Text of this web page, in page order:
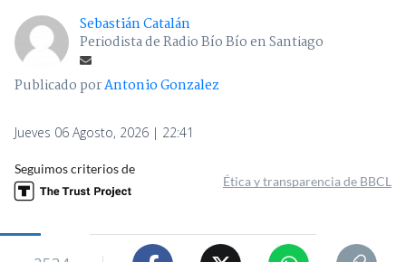
Sebastián Catalán
Periodista de Radio Bío Bío en Santiago
Publicado porAntonio Gonzalez
Jueves 06 Agosto, 2026 | 22:41
Seguimos criterios de
Ética y transparencia de BBCL